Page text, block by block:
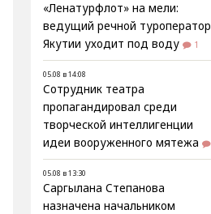
«Ленатурфлот» на мели:
ведущий речной туроператор
Якутии уходит под воду
1
05.08 в 14:08
Сотрудник театра
пропагандировал среди
творческой интеллигенции
идеи вооруженного мятежа
05.08 в 13:30
Саргылана Степанова
назначена начальником